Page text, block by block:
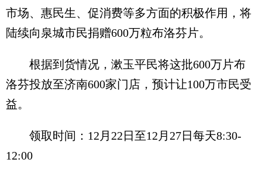
市场、惠民生、促消费等多方面的积极作用，将
陆续向泉城市民捐赠600万粒布洛芬片。
根据到货情况，漱玉平民将这批600万片布
洛芬投放至济南600家门店，预计让100万市民受
益。
领取时间：12月22日至12月27日每天8:30-
12:00